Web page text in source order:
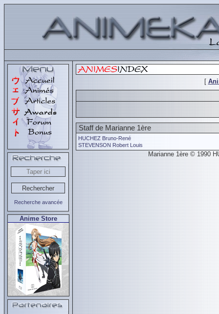
Recherche avancée
Anime Store
[
Staff de Marianne 1ère
HUCHEZ Bruno-René
STEVENSON Robert Louis
Marianne 1ère © 1990